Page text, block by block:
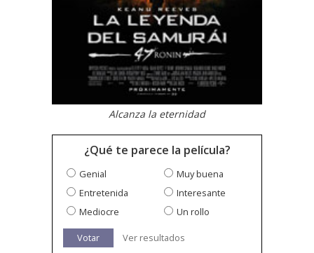
Alcanza la eternidad
¿Qué te parece la película?
Genial
Muy buena
Entretenida
Interesante
Mediocre
Un rollo
Votar Ver resultados